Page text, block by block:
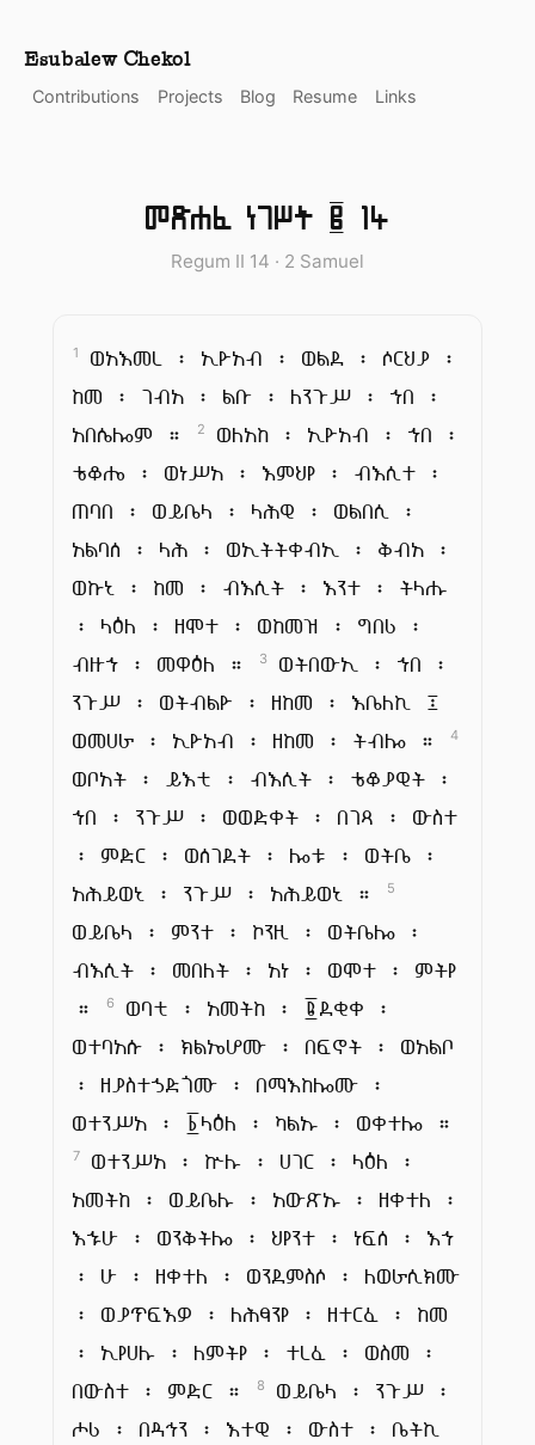
Esubalew Chekol
Contributions
Projects Blog Resume Links
መጽሐፈ ነገሥት ፪ 14
Regum II 14 · 2 Samuel
1
ወአእመረ ፡ ኢዮአብ ፡ ወልደ ፡ ሶርህያ ፡
ከመ ፡ ገብአ ፡ ልቡ ፡ ለንጉሥ ፡ ኀበ ፡
አበሴሎም ።
2
ወለአከ ፡ ኢዮአብ ፡ ኀበ ፡
ቴቆሔ ፡ ወነሥአ ፡ እምህየ ፡ ብእሲተ ፡
ጠባበ ፡ ወይቤላ ፡ ላሕዊ ፡ ወልበሲ ፡
አልባሰ ፡ ላሕ ፡ ወኢትትቀብኢ ፡ ቅብአ ፡
ወኩኒ ፡ ከመ ፡ ብእሲት ፡ እንተ ፡ ትላሑ
፡ ላዕለ ፡ ዘሞተ ፡ ወከመዝ ፡ ግበሪ ፡
ብዙኀ ፡ መዋዕለ ።
3
ወትበውኢ ፡ ኀበ ፡
ንጉሥ ፡ ወትብልዮ ፡ ዘከመ ፡ እቤለኪ ፤
ወመሀራ ፡ ኢዮአብ ፡ ዘከመ ፡ ትብሎ ።
4
ወቦአት ፡ ይእቲ ፡ ብእሲት ፡ ቴቆያዊት ፡
ኀበ ፡ ንጉሥ ፡ ወወድቀት ፡ በገጻ ፡ ውስተ
፡ ምድር ፡ ወሰገደት ፡ ሎቱ ፡ ወትቤ ፡
አሕይወኒ ፡ ንጉሥ ፡ አሕይወኒ ።
5
ወይቤላ ፡ ምንተ ፡ ኮንዚ ፡ ወትቤሎ ፡
ብእሲት ፡ መበለት ፡ አነ ፡ ወሞተ ፡ ምትየ
።
6
ወባቲ ፡ አመትከ ፡ ፪ደቂቀ ፡
ወተባአሱ ፡ ክልኤሆሙ ፡ በፍኖት ፡ ወአልቦ
፡ ዘያስተኃድጎሙ ፡ በማእከሎሙ ፡
ወተንሥአ ፡ ፩ላዕለ ፡ ካልኡ ፡ ወቀተሎ ።
7
ወተንሥአ ፡ ኵሉ ፡ ሀገር ፡ ላዕለ ፡
አመትከ ፡ ወይቤሉ ፡ አውጽኡ ፡ ዘቀተለ ፡
እኁሁ ፡ ወንቅትሎ ፡ ህየንተ ፡ ነፍሰ ፡ እኀ
፡ ሁ ፡ ዘቀተለ ፡ ወንደምስሶ ፡ ለወራሲክሙ
፡ ወያጥፍእዎ ፡ ለሕፃንየ ፡ ዘተርፈ ፡ ከመ
፡ ኢየሀሉ ፡ ለምትየ ፡ ተረፈ ፡ ወስመ ፡
በውስተ ፡ ምድር ።
8
ወይቤላ ፡ ንጉሥ ፡
ሖሪ ፡ በዳኅን ፡ እተዊ ፡ ውስተ ፡ ቤትኪ